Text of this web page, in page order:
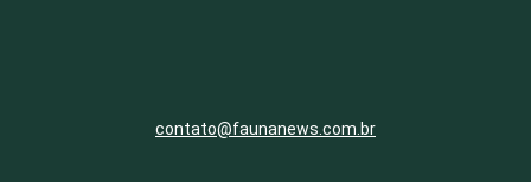
contato@faunanews.com.br